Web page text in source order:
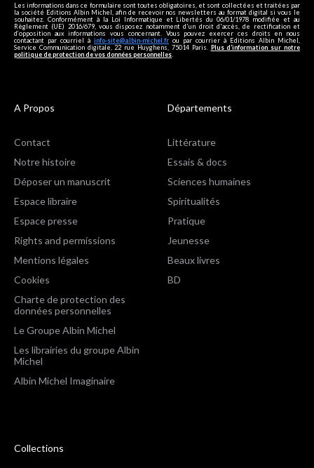
Les informations dans ce formulaire sont toutes obligatoires, et sont collectées et traitées par
la société Editions Albin Michel, afin de recevoir nos newsletters au format digital si vous le
souhaitez. Conformément à la Loi Informatique et Libertés du 06/01/1978 modifiée et au
Règlement (UE) 2016/679, vous disposez notamment d'un droit d'accès, de rectification et
d’opposition aux informations vous concernant. Vous pouvez exercer ces droits en nous
contactant par courriel à info-site@albin-michel.fr ou par courrier à Editions Albin Michel,
Service Communication digitale, 22 rue Huyghens, 75014 Paris. Plus d’information sur notre
politique de protection de vos données personnelles
A Propos
Contact
Notre histoire
Déposer un manuscrit
Espace libraire
Espace presse
Rights and permissions
Mentions légales
Cookies
Charte de protection des
données personnelles
Le Groupe Albin Michel
Les librairies du groupe Albin
Michel
Albin Michel Imaginaire
Départements
Littérature
Essais & docs
Sciences humaines
Spiritualités
Pratique
Jeunesse
Beaux livres
BD
Collections